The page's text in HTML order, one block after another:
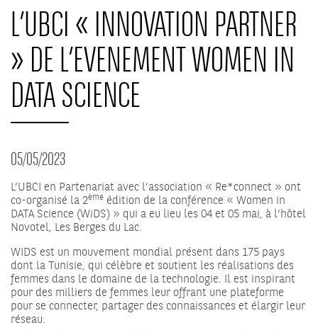
L’UBCI « INNOVATION PARTNER
» DE L’EVENEMENT WOMEN IN
DATA SCIENCE
05/05/2023
L’UBCI en Partenariat avec l’association « Re*connect » ont
co-organisé la 2ème édition de la conférence « Women in
DATA Science (WiDS) » qui a eu lieu les 04 et 05 mai, à l’hôtel
Novotel, Les Berges du Lac.
WIDS est un mouvement mondial présent dans 175 pays
dont la Tunisie, qui célèbre et soutient les réalisations des
femmes dans le domaine de la technologie. Il est inspirant
pour des milliers de femmes leur offrant une plateforme
pour se connecter, partager des connaissances et élargir leur
réseau.